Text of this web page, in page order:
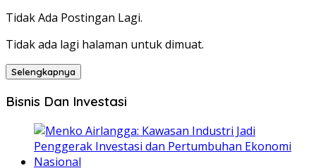
Tidak Ada Postingan Lagi.
Tidak ada lagi halaman untuk dimuat.
Selengkapnya
Bisnis Dan Investasi